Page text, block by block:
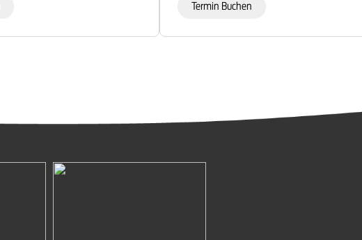
Termin Buchen